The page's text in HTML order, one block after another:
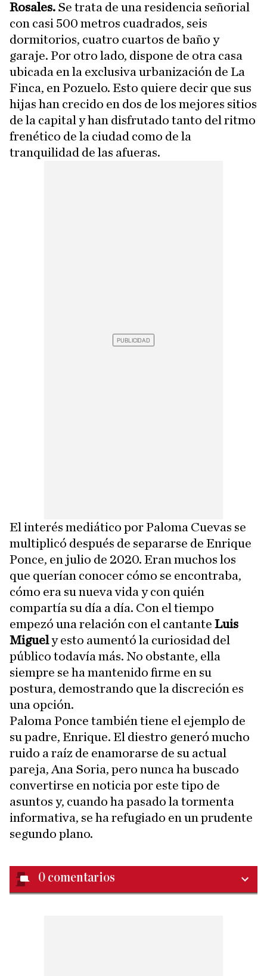
Rosales. Se trata de una residencia señorial
con casi 500 metros cuadrados, seis
dormitorios, cuatro cuartos de baño y
garaje. Por otro lado, dispone de otra casa
ubicada en la exclusiva urbanización de La
Finca, en Pozuelo. Esto quiere decir que sus
hijas han crecido en dos de los mejores sitios
de la capital y han disfrutado tanto del ritmo
frenético de la ciudad como de la
tranquilidad de las afueras.
El interés mediático por Paloma Cuevas se
multiplicó después de separarse de Enrique
Ponce, en julio de 2020. Eran muchos los
que querían conocer cómo se encontraba,
cómo era su nueva vida y con quién
compartía su día a día. Con el tiempo
empezó una relación con el cantante Luis
Miguely esto aumentó la curiosidad del
público todavía más. No obstante, ella
siempre se ha mantenido firme en su
postura, demostrando que la discreción es
una opción.
Paloma Ponce también tiene el ejemplo de
su padre, Enrique. El diestro generó mucho
ruido a raíz de enamorarse de su actual
pareja, Ana Soria, pero nunca ha buscado
convertirse en noticia por este tipo de
asuntos y, cuando ha pasado la tormenta
informativa, se ha refugiado en un prudente
segundo plano.
0 comentarios